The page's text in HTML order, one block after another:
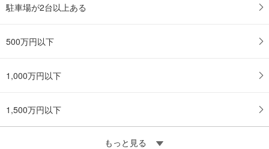
駐車場が2台以上ある
500万円以下
1,000万円以下
1,500万円以下
もっと見る